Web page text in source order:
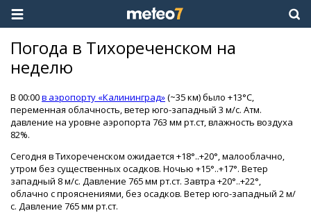
Погода в Тихореченском на
неделю
В 00:00в аэропорту «Калининград»(~35 км) было +13°C,
переменная облачность, ветер юго-западный 3 м/с. Атм.
давление на уровне аэропорта 763 мм рт.ст, влажность воздуха
82%.
Сегодня в Тихореченском ожидается +18°..+20°, малооблачно,
утром без существенных осадков. Ночью +15°..+17°. Ветер
западный 8 м/с. Давление 765 мм рт.ст. Завтра +20°..+22°,
облачно с прояснениями, без осадков. Ветер юго-западный 2 м/
с. Давление 765 мм рт.ст.